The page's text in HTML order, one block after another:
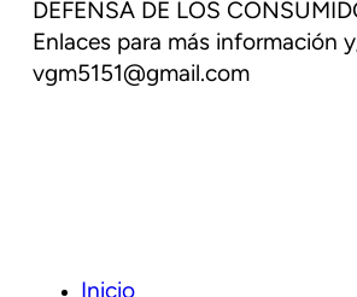
DEFENSA DE LOS
Enlaces para más información
vgm5151@gmail.com